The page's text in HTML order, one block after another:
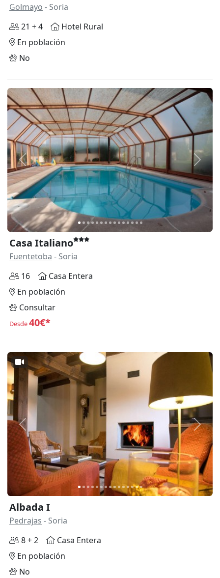
Golmayo - Soria
21 + 4
Hotel Rural
En población
No
Anterior
Casa Italiano
Fuentetoba - Soria
16
Casa Entera
En población
Consultar
Desde40€*
Anterior
Albada I
Pedrajas - Soria
8 + 2
Casa Entera
En población
No